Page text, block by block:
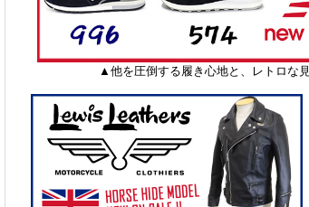
▲他を圧倒する履き心地と、レトロな